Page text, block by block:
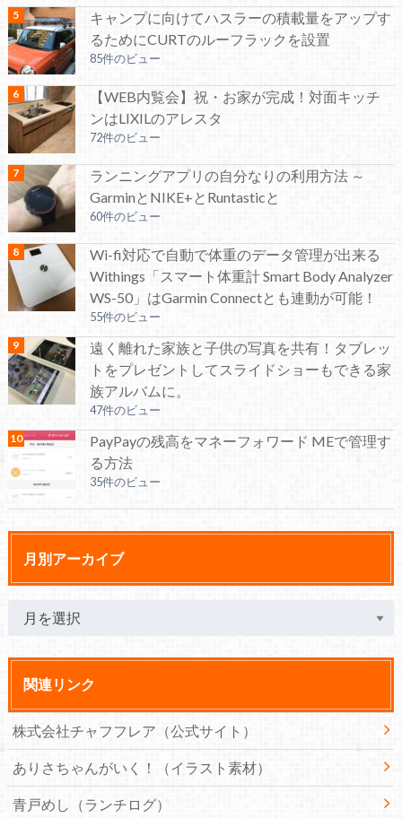
キャンプに向けてハスラーの積載量をアップす
るためにCURTのルーフラックを設置
85件のビュー
【WEB内覧会】祝・お家が完成！対面キッチ
ンはLIXILのアレスタ
72件のビュー
ランニングアプリの自分なりの利用方法 ～
GarminとNIKE+とRuntasticと
60件のビュー
Wi-fi対応で自動で体重のデータ管理が出来る
Withings「スマート体重計 Smart Body Analyzer
WS-50」はGarmin Connectとも連動が可能！
55件のビュー
遠く離れた家族と子供の写真を共有！タブレッ
トをプレゼントしてスライドショーもできる家
族アルバムに。
47件のビュー
PayPayの残高をマネーフォワード MEで管理す
る方法
35件のビュー
月別アーカイブ
関連リンク
株式会社チャフフレア（公式サイト）
ありさちゃんがいく！（イラスト素材）
青戸めし（ランチログ）